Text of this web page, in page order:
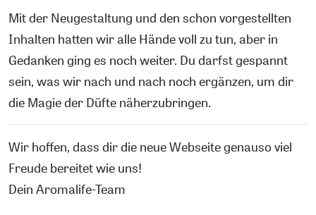
Mit der Neugestaltung und den schon vorgestellten
Inhalten hatten wir alle Hände voll zu tun, aber in
Gedanken ging es noch weiter. Du darfst gespannt
sein, was wir nach und nach noch ergänzen, um dir
die Magie der Düfte näherzubringen.
Wir hoffen, dass dir die neue Webseite genauso viel
Freude bereitet wie uns!
Dein Aromalife-Team